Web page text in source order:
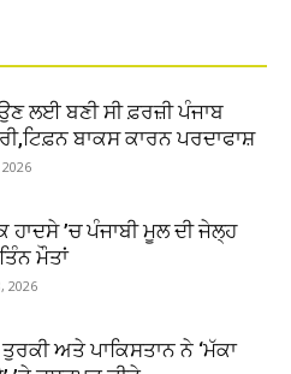
ਲਈ ਬਣੀ ਸੀ ਫ਼ਰਜ਼ੀ ਪੰਜਾਬ
ਬਾਕਸ ਕਾਰਨ ਪਰਦਾਫਾਸ਼
ਹਾਦਸੇ ’ਚ ਪੰਜਾਬੀ ਮੂਲ ਦੀ ਜੇਲ੍ਹ
ਮੌਤਾਂ
2026
ਅਤੇ ਪਾਕਿਸਤਾਨ ਨੇ ‘ਮੱਕਾ